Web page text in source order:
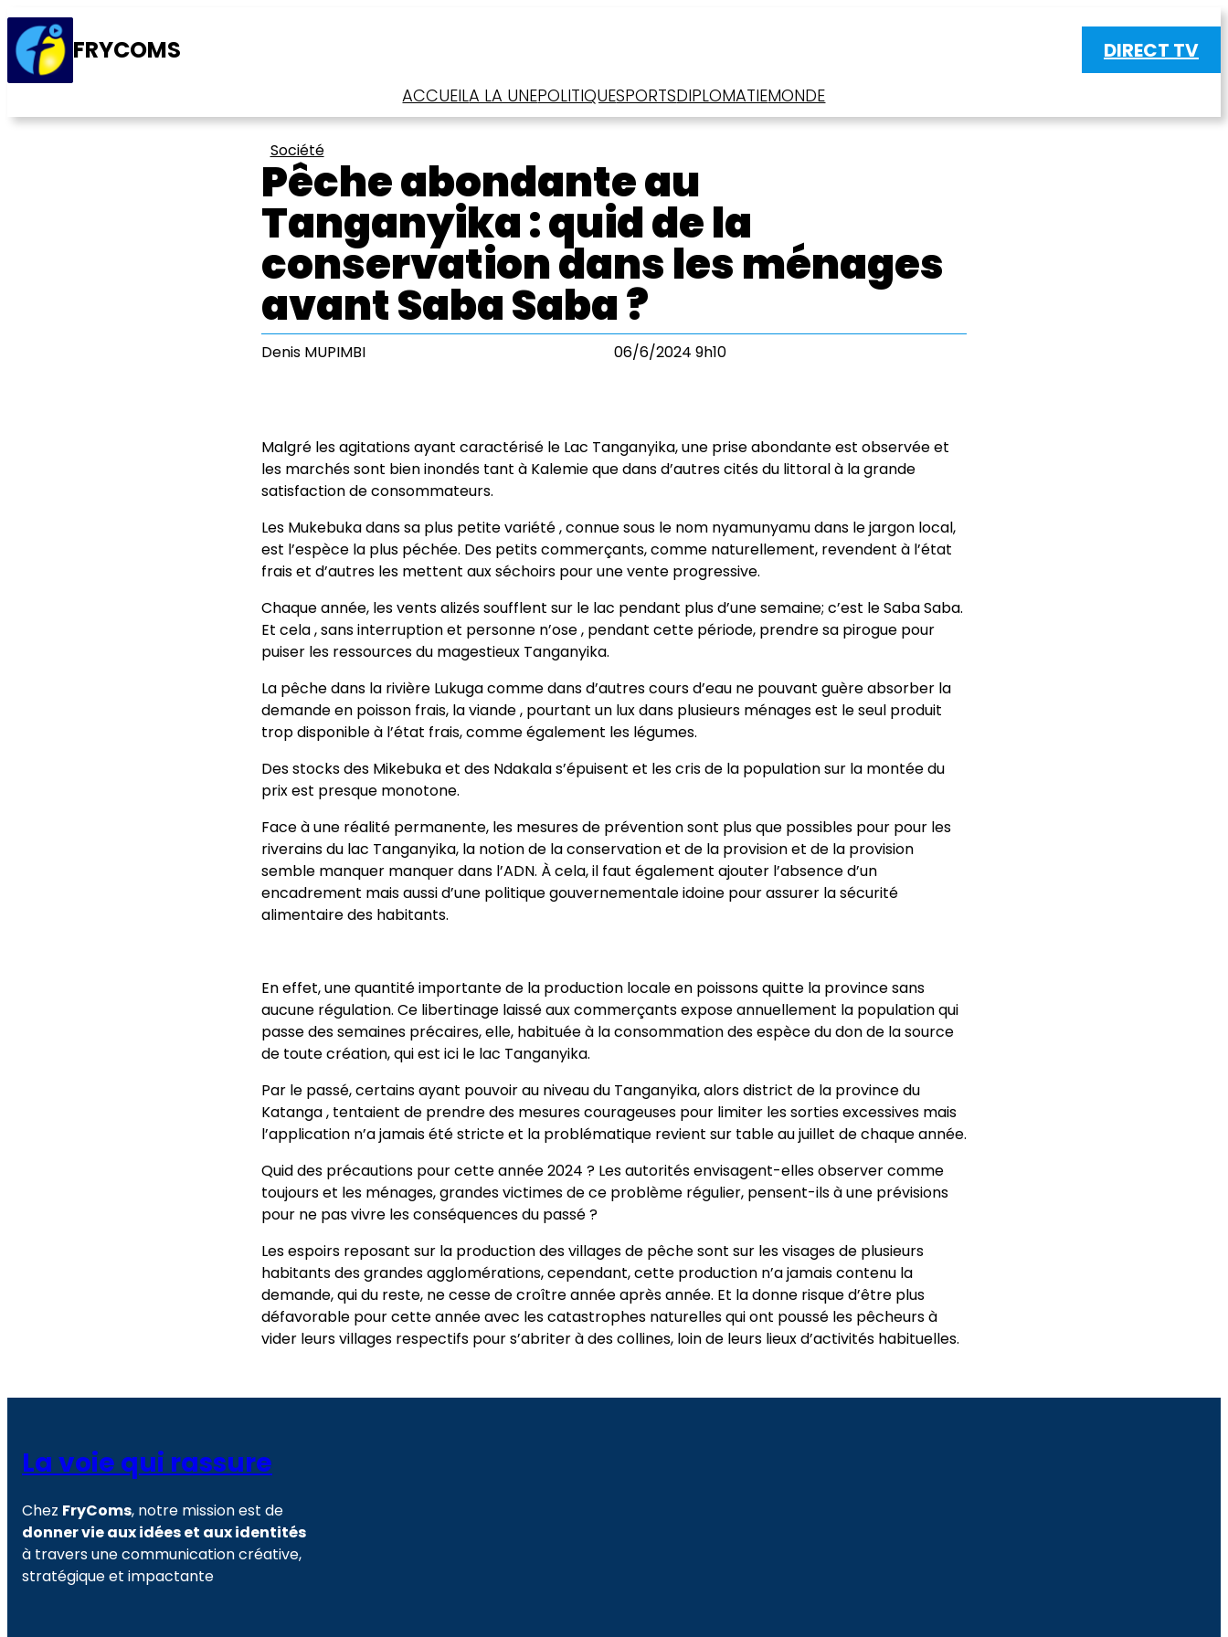
FRYCOMS DIRECT TV
ACCUEILA LA UNEPOLITIQUESPORTSDIPLOMATIEMONDE
Société
Pêche abondante au
Tanganyika : quid de la
conservation dans les ménages
avant Saba Saba ?
Denis MUPIMBI 06/6/2024 9h10
Malgré les agitations ayant caractérisé le Lac Tanganyika, une prise abondante est observée et
les marchés sont bien inondés tant à Kalemie que dans d’autres cités du littoral à la grande
satisfaction de consommateurs.
Les Mukebuka dans sa plus petite variété , connue sous le nom nyamunyamu dans le jargon local,
est l’espèce la plus péchée. Des petits commerçants, comme naturellement, revendent à l’état
frais et d’autres les mettent aux séchoirs pour une vente progressive.
Chaque année, les vents alizés soufflent sur le lac pendant plus d’une semaine; c’est le Saba Saba.
Et cela , sans interruption et personne n’ose , pendant cette période, prendre sa pirogue pour
puiser les ressources du magestieux Tanganyika.
La pêche dans la rivière Lukuga comme dans d’autres cours d’eau ne pouvant guère absorber la
demande en poisson frais, la viande , pourtant un lux dans plusieurs ménages est le seul produit
trop disponible à l’état frais, comme également les légumes.
Des stocks des Mikebuka et des Ndakala s’épuisent et les cris de la population sur la montée du
prix est presque monotone.
Face à une réalité permanente, les mesures de prévention sont plus que possibles pour pour les
riverains du lac Tanganyika, la notion de la conservation et de la provision et de la provision
semble manquer manquer dans l’ADN. À cela, il faut également ajouter l’absence d’un
encadrement mais aussi d’une politique gouvernementale idoine pour assurer la sécurité
alimentaire des habitants.
En effet, une quantité importante de la production locale en poissons quitte la province sans
aucune régulation. Ce libertinage laissé aux commerçants expose annuellement la population qui
passe des semaines précaires, elle, habituée à la consommation des espèce du don de la source
de toute création, qui est ici le lac Tanganyika.
Par le passé, certains ayant pouvoir au niveau du Tanganyika, alors district de la province du
Katanga , tentaient de prendre des mesures courageuses pour limiter les sorties excessives mais
l’application n’a jamais été stricte et la problématique revient sur table au juillet de chaque année.
Quid des précautions pour cette année 2024 ? Les autorités envisagent-elles observer comme
toujours et les ménages, grandes victimes de ce problème régulier, pensent-ils à une prévisions
pour ne pas vivre les conséquences du passé ?
Les espoirs reposant sur la production des villages de pêche sont sur les visages de plusieurs
habitants des grandes agglomérations, cependant, cette production n’a jamais contenu la
demande, qui du reste, ne cesse de croître année après année. Et la donne risque d’être plus
défavorable pour cette année avec les catastrophes naturelles qui ont poussé les pêcheurs à
vider leurs villages respectifs pour s’abriter à des collines, loin de leurs lieux d’activités habituelles.
La voie qui rassure
Chez FryComs, notre mission est de
donner vie aux idées et aux identités
à travers une communication créative,
stratégique et impactante